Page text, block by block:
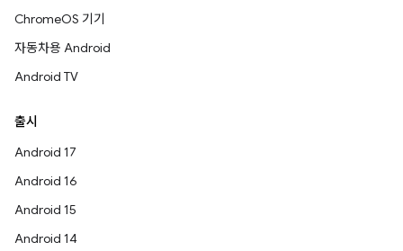
ChromeOS 기기
자동차용 Android
Android TV
출시
Android 17
Android 16
Android 15
Android 14